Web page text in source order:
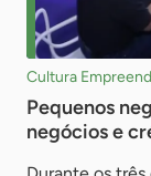
Nas
Na última
No
No último
Cultura
Pequenos
negócios e